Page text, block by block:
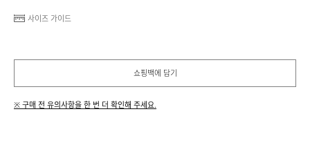
사이즈 가이드
쇼핑백에 담기
※ 구매 전 유의사항을 한 번 더 확인해 주세요.